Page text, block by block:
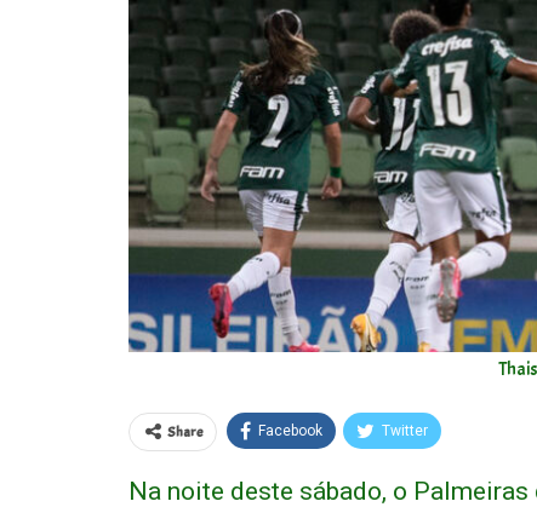
Share Facebook Twitter
Na noite deste sábado, o